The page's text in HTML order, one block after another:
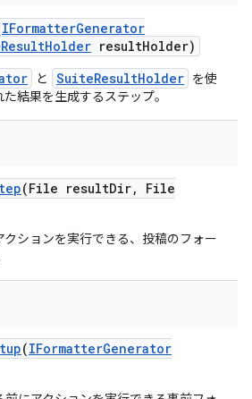
IFormatterGenerator
ResultHolder resultHolder)
と SuiteResultHolder を使
結果を生成するステップ。
(File resultDir,
File
クションを実行できる、投稿のフォー
(IFormatterGenerator